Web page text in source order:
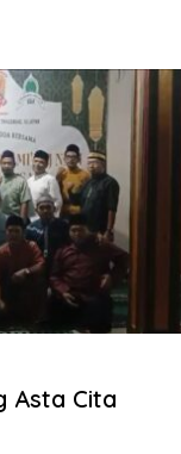
Asta Cita